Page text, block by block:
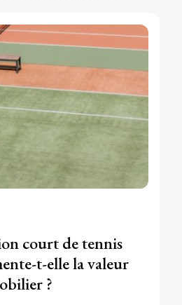
court de tennis
t-elle la valeur
?